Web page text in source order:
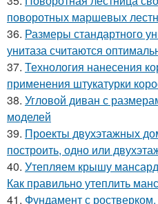
поворотных маршевых
36. Размеры стандартного
унитаза считаются
37. Технология нанесения
применения штукатурки
38. Угловой диван с
моделей
39. Проекты двухэтажных
построить, одно или
40. Утепляем крышу
Как правильно утеплить
41. Фундамент с